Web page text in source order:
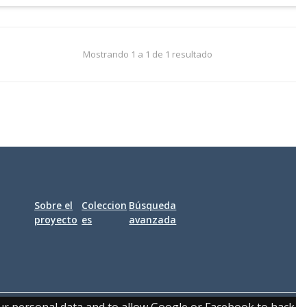
Mostrando 1 a 1 de 1 resultado
Sobre el
proyecto
Coleccion
es
Búsqueda
avanzada